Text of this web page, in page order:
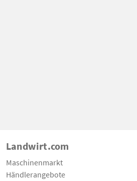
Landwirt.com
Maschinenmarkt
Händlerangebote